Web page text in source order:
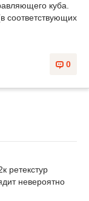
куба.
соответствующих
0
ретекстур
невероятно